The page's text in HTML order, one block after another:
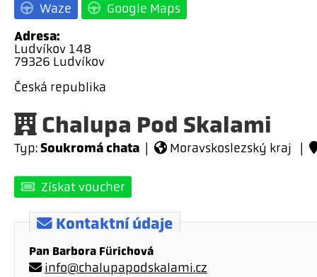
Waze Google Maps
Adresa:
Ludvíkov 148
79326 Ludvíkov
Česká republika
Chalupa Pod Skalami
Typ: Soukromá chata | Moravskoslezský kraj |
Získat voucher
Kontaktní údaje
Pan Barbora Fürichová
info@chalupapodskalami.cz